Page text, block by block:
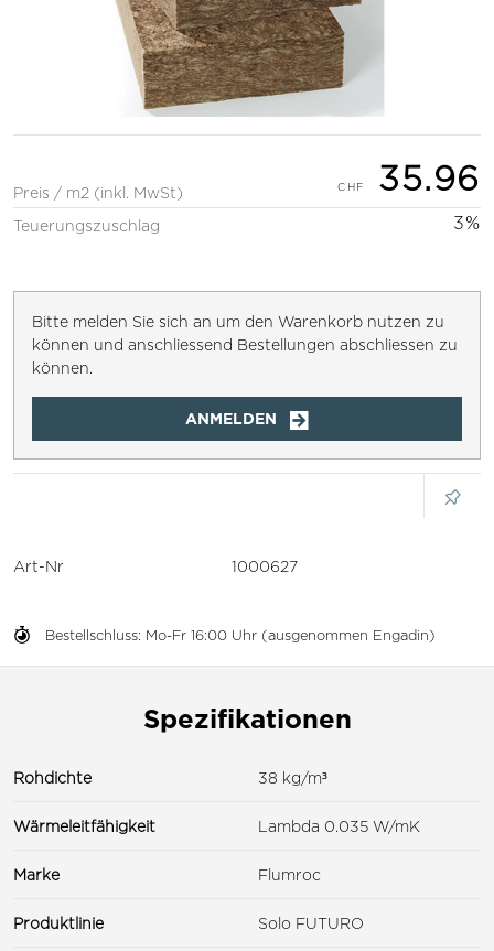
Preis / m2 (inkl. MwSt) 35.96
Teuerungszuschlag 3%
Bitte melden Sie sich an um den Warenkorb nutzen zu
können und anschliessend Bestellungen abschliessen zu
können.
ANMELDEN
Bestellschluss: Mo-Fr 16:00 Uhr (ausgenommen Engadin)
Art-Nr 1000627
Spezifikationen
Rohdichte 38 kg/m³
Wärmeleitfähigkeit Lambda 0.035 W/mK
Marke Flumroc
Produktlinie Solo FUTURO